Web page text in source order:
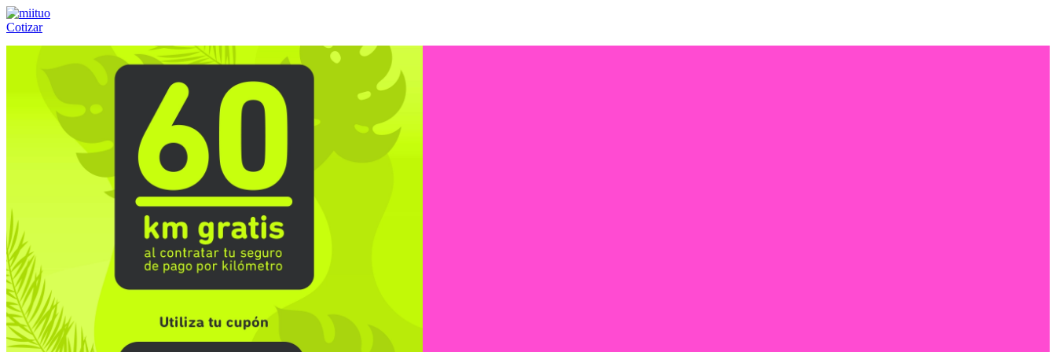
Cotizar
(55) 84-21-05-00ó800-953-00-59